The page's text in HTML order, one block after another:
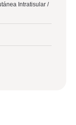
Intratisular /